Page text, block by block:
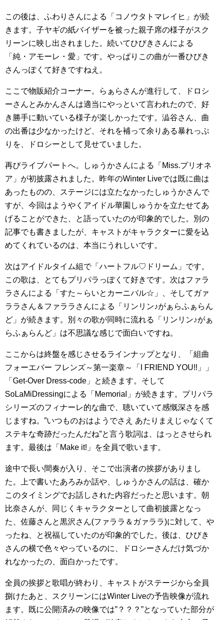
この後は、ふわりさんによる「コノウタトマレイヒ」が続
きます。子ヤギの紙バイザーを被った親子席の様子がスク
リーンに映し出されました。続いてひびきさんによる
「純・アモーレ・愛」です。やっぱりこの曲が一番ひびき
さんっぽくて好きですねえ。
ここで物販紹介コーナー。らぁらさんが進行して、ドロシ
ーさんとみかんさんは適当にやっといて言われたので、好
き勝手に動いている様子が楽しかったです。澁谷さん、曲
の出番は少なかったけど、それを補って余りある暴れっぷ
りを、ドロシーとして見せていました。
再びライブパートへ。しゅうかさんによる「Miss.プリオネ
ア」が初披露されました。昨年のWinter Liveでは既に曲は
あったものの、ステージには立たなかったしゅうかさんで
すが、今回はようやくアイドル華園しゅうかを立たせてあ
げることができた、と語っていたのが印象的でした。別の
記事でも書きましたが、キャストがキャラクターに愛を込
めてくれているのは、本当にうれしいです。
次はアイドルタイム組で「ハートフル♡ドリーム」です。
この歌は、とてもプリパラっぽくて好きです。次はファラ
ラさんによる「すた～らいとカーニバル☆」、そしてガァ
ララさん＆ファララさんによる「リンリン♪がぁらふぁらん
ど」が続きます。別々の歌が同時に流れる「リンリン♪がぁ
らふぁらんど」は不思議な感じで面白いですね。
ここからは終盤を感じさせるラインナップとなり、「組曲
フォーエバー フレンズ～第一楽章～「I FRIEND YOU!!」」
「Get-Over Dress-code」と続きます。そして
SoLaMiDressingによる「Memorial」が続きます。プリパラ
シリーズのフィナーレ的な曲で、聴いていて感慨深さを感
じますね。”いつものおはようでさえ あたりまえじゃなくて
ステキな奇跡だったんだね”と言う歌詞は、はっとさせられ
ます。最後は「Make it!」を全員で歌います。
途中で長い間奏が入り、そこで出演者の挨拶がありまし
た。上で書いたあろみか話や、しゅうかさんの話は、確か
このタイミングでお話しされた内容だったと思います。朝
比奈さんが、同じくキャラクターとして曲初披露となっ
た、佐藤さんと黒沢さん(ファララ＆ガァララ)に対して、や
ったね、と祝福していたのが印象的でした。後は、ひびき
さんの横で色々やっているのに、ドロシーさんだけ気づか
れなかったの、面白かったです。
全員の挨拶と歌唱が終わり、キャストがステージから全員
捌けたあと、スクリーンにはWinter Liveの予告映像が流れ
ます。既に公開済みの映像では”？？？”となっていた部分が